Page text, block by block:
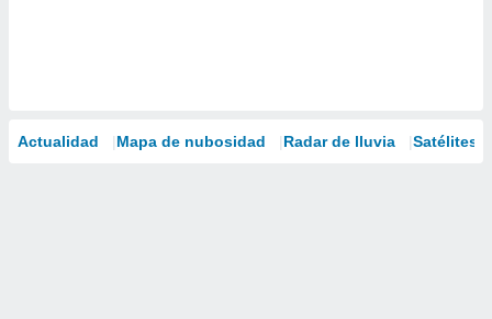
Actualidad Mapa de nubosidad Radar de lluvia Satélites